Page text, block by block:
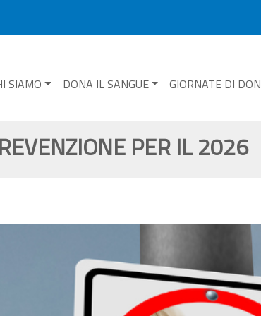
SIAMO DONA IL SANGUE GIORNATE DI
PER IL 2026